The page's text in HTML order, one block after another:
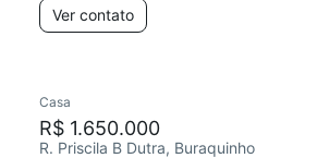
Ver contato
Casa
R$ 1.650.000
R. Priscila B Dutra, Buraquinho